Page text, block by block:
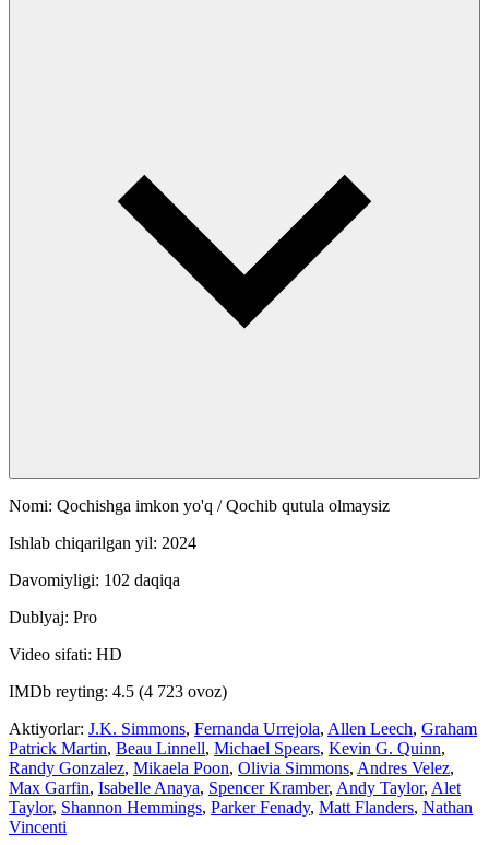
Nomi: Qochishga imkon yo'q / Qochib qutula olmaysiz
Ishlab chiqarilgan yil: 2024
Davomiyligi: 102 daqiqa
Dublyaj: Pro
Video sifati: HD
IMDb reyting: 4.5 (4 723 ovoz)
Aktiyorlar: J.K. Simmons, Fernanda Urrejola, Allen Leech, Graham
Patrick Martin, Beau Linnell, Michael Spears, Kevin G. Quinn,
Randy Gonzalez, Mikaela Poon, Olivia Simmons, Andres Velez,
Max Garfin, Isabelle Anaya, Spencer Kramber, Andy Taylor, Alet
Taylor, Shannon Hemmings, Parker Fenady, Matt Flanders, Nathan
Vincenti